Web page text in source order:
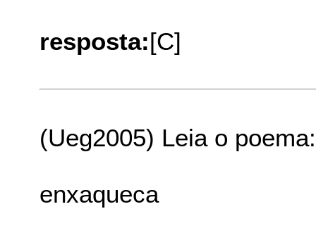
resposta:[C]
(Ueg2005) Leia o poema:
enxaqueca